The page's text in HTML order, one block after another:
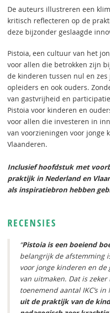
De auteurs illustreren een
kritisch reflecteren op de
deze bijzonder geslaagde
Pistoia, een cultuur van het
voor allen die betrokken zijn
de kinderen tussen nul en
opleiders en ook ouders.
van gastvrijheid en
Pistoia voor kinderen en
voor allen die investeren in
van voorzieningen voor jonge
Vlaanderen.
Inclusief hoofdstuk met
praktijk in Nederland en
als inspiratiebron hebben
RECENSIES
“Pistoia is een boeiend
belangrijk de afstemming
voor jonge kinderen en
van uitmaken. Dat is
toenemend aantal IKC’s in
uit de praktijk van de